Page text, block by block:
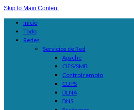
Skip to Main Content
Inicio
Todo
Redes
Servicios de Red
Apache
CIFS/SMB
Control remoto
CUPS
DLNA
DNS